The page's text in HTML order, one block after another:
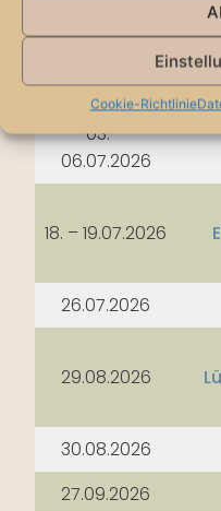
Cookie-Richtlinie
11. – 14.06.2026
46.
28.06.2026
03. –
06.07.2026
18. – 19.07.2026
26.07.2026
29.08.2026
30.08.2026
27.09.2026